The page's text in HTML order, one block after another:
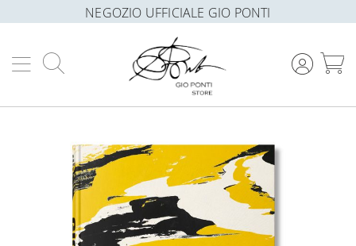
NEGOZIO UFFICIALE GIO PONTI